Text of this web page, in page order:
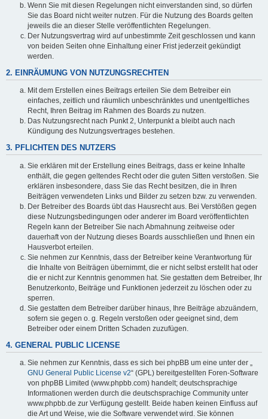
Wenn Sie mit diesen Regelungen nicht einverstanden sind, so dürfen
Sie das Board nicht weiter nutzen. Für die Nutzung des Boards gelten
jeweils die an dieser Stelle veröffentlichten Regelungen.
Der Nutzungsvertrag wird auf unbestimmte Zeit geschlossen und kann
von beiden Seiten ohne Einhaltung einer Frist jederzeit gekündigt
werden.
2. EINRÄUMUNG VON NUTZUNGSRECHTEN
Mit dem Erstellen eines Beitrags erteilen Sie dem Betreiber ein
einfaches, zeitlich und räumlich unbeschränktes und unentgeltliches
Recht, Ihren Beitrag im Rahmen des Boards zu nutzen.
Das Nutzungsrecht nach Punkt 2, Unterpunkt a bleibt auch nach
Kündigung des Nutzungsvertrages bestehen.
3. PFLICHTEN DES NUTZERS
Sie erklären mit der Erstellung eines Beitrags, dass er keine Inhalte
enthält, die gegen geltendes Recht oder die guten Sitten verstoßen. Sie
erklären insbesondere, dass Sie das Recht besitzen, die in Ihren
Beiträgen verwendeten Links und Bilder zu setzen bzw. zu verwenden.
Der Betreiber des Boards übt das Hausrecht aus. Bei Verstößen gegen
diese Nutzungsbedingungen oder anderer im Board veröffentlichten
Regeln kann der Betreiber Sie nach Abmahnung zeitweise oder
dauerhaft von der Nutzung dieses Boards ausschließen und Ihnen ein
Hausverbot erteilen.
Sie nehmen zur Kenntnis, dass der Betreiber keine Verantwortung für
die Inhalte von Beiträgen übernimmt, die er nicht selbst erstellt hat oder
die er nicht zur Kenntnis genommen hat. Sie gestatten dem Betreiber, Ihr
Benutzerkonto, Beiträge und Funktionen jederzeit zu löschen oder zu
sperren.
Sie gestatten dem Betreiber darüber hinaus, Ihre Beiträge abzuändern,
sofern sie gegen o. g. Regeln verstoßen oder geeignet sind, dem
Betreiber oder einem Dritten Schaden zuzufügen.
4. GENERAL PUBLIC LICENSE
Sie nehmen zur Kenntnis, dass es sich bei phpBB um eine unter der „
GNU General Public License v2“ (GPL) bereitgestellten Foren-Software
von phpBB Limited (www.phpbb.com) handelt; deutschsprachige
Informationen werden durch die deutschsprachige Community unter
www.phpbb.de zur Verfügung gestellt. Beide haben keinen Einfluss auf
die Art und Weise, wie die Software verwendet wird. Sie können